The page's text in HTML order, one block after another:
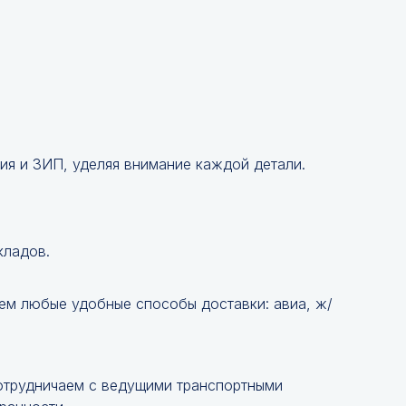
и ЗИП, уделяя внимание каждой детали.
любые удобные способы доставки: авиа, ж/
с ведущими транспортными